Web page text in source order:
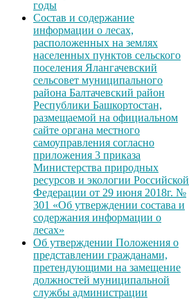
годы
Состав и содержание
информации о лесах,
расположенных на землях
населенных пунктов сельского
поселения Ялангачевский
сельсовет муниципального
района Балтачевский район
Республики Башкортостан,
размещаемой на официальном
сайте органа местного
самоуправления согласно
приложения 3 приказа
Министерства природных
ресурсов и экологии Российской
Федерации от 29 июня 2018г. №
301 «Об утверждении состава и
содержания информации о
лесах»
Об утверждении Положения о
представлении гражданами,
претендующими на замещение
должностей муниципальной
службы администрации